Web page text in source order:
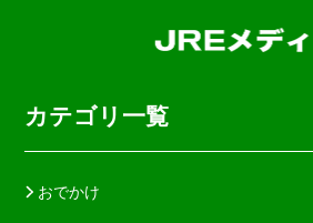
カテゴリ一覧
おでかけ